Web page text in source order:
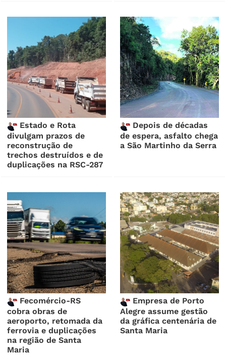
Estado e Rota
divulgam prazos de
reconstrução de
trechos destruídos e de
duplicações na RSC-287
Depois de décadas
de espera, asfalto chega
a São Martinho da Serra
Fecomércio-RS
cobra obras de
aeroporto, retomada da
ferrovia e duplicações
na região de Santa
Maria
Empresa de Porto
Alegre assume gestão
da gráfica centenária de
Santa Maria